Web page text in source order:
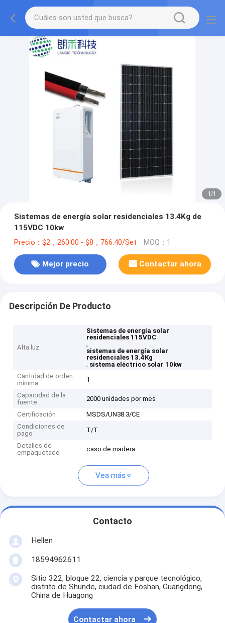
1/1
Sistemas de energía solar residenciales 13.4Kg de
115VDC 10kw
Precio：$2，260.00 - $8，766.40/Set MOQ：1
Mejor precio Contactar ahora
Descripción De Producto
Alta luz
Sistemas de energía solar
residenciales 115VDC
,
sistemas de energía solar
residenciales 13.4Kg
, sistema eléctrico solar 10kw
Cantidad de orden
mínima
1
Capacidad de la
fuente
2000 unidades por mes
Certificación
MSDS/UN38.3/CE
Condiciones de
pago
T/T
Detalles de
empaquetado
caso de madera
Vea más
Contacto
Hellen
18594962611
Sitio 322, bloque 22, ciencia y parque tecnológico,
distrito de Shunde, ciudad de Foshan, Guangdong,
China de Huagong
Contactar ahora